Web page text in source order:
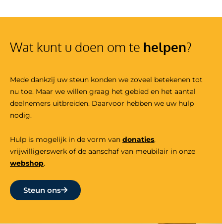
Wat kunt u doen om te helpen?
Mede dankzij uw steun konden we zoveel betekenen tot
nu toe. Maar we willen graag het gebied en het aantal
deelnemers uitbreiden. Daarvoor hebben we uw hulp
nodig.
Hulp is mogelijk in de vorm van donaties,
vrijwilligerswerk of de aanschaf van meubilair in onze
webshop.
Steun ons